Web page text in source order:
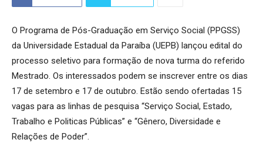
O Programa de Pós-Graduação em Serviço Social (PPGSS)
da Universidade Estadual da Paraíba (UEPB) lançou edital do
processo seletivo para formação de nova turma do referido
Mestrado. Os interessados podem se inscrever entre os dias
17 de setembro e 17 de outubro. Estão sendo ofertadas 15
vagas para as linhas de pesquisa “Serviço Social, Estado,
Trabalho e Politicas Públicas” e “Gênero, Diversidade e
Relações de Poder”.